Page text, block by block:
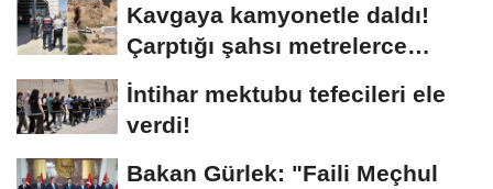
Kavgaya kamyonetle daldı!
Çarptığı şahsı metrelerce
sürükledi
İntihar mektubu tefecileri ele
verdi!
Bakan Gürlek: "Faili Meçhul